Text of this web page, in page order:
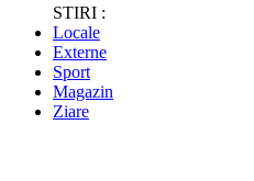
STIRI :
Locale
Externe
Sport
Magazin
Ziare